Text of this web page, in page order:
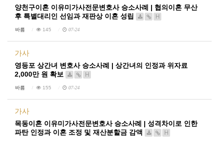
양천구이혼 이유미가사전문변호사 승소사례 | 협의이혼 무산
후 특별대리인 선임과 재판상 이혼 성립
H
바름 145 07-24
가사
영등포 상간녀 변호사 승소사례 | 상간녀의 인정과 위자료
2,000만 원 확보
H
바름 155 07-24
가사
목동이혼 이유미가사전문변호사 승소사례 | 성격차이로 인한
파탄 인정과 이혼 조정 및 재산분할금 감액
H